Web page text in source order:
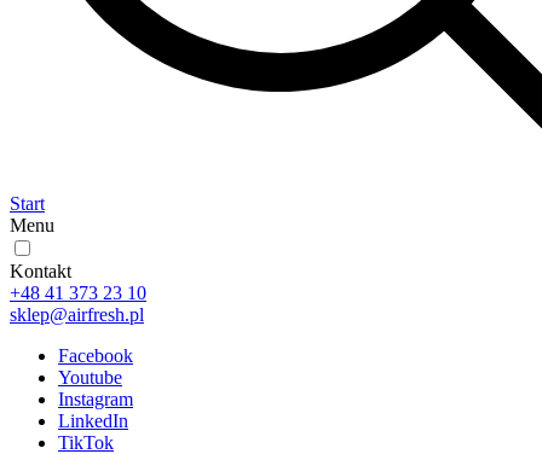
Start
Menu
Kontakt
+48 41 373 23 10
sklep@airfresh.pl
Facebook
Youtube
Instagram
LinkedIn
TikTok